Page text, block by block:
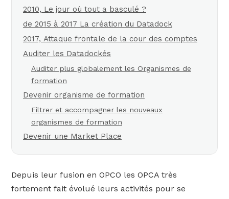
2010, Le jour où tout a basculé ?
de 2015 à 2017 La création du Datadock
2017, Attaque frontale de la cour des comptes
Auditer les Datadockés
Auditer plus globalement les Organismes de
formation
Devenir organisme de formation
Filtrer et accompagner les nouveaux
organismes de formation
Devenir une Market Place
Depuis leur fusion en OPCO les OPCA très
fortement fait évolué leurs activités pour se